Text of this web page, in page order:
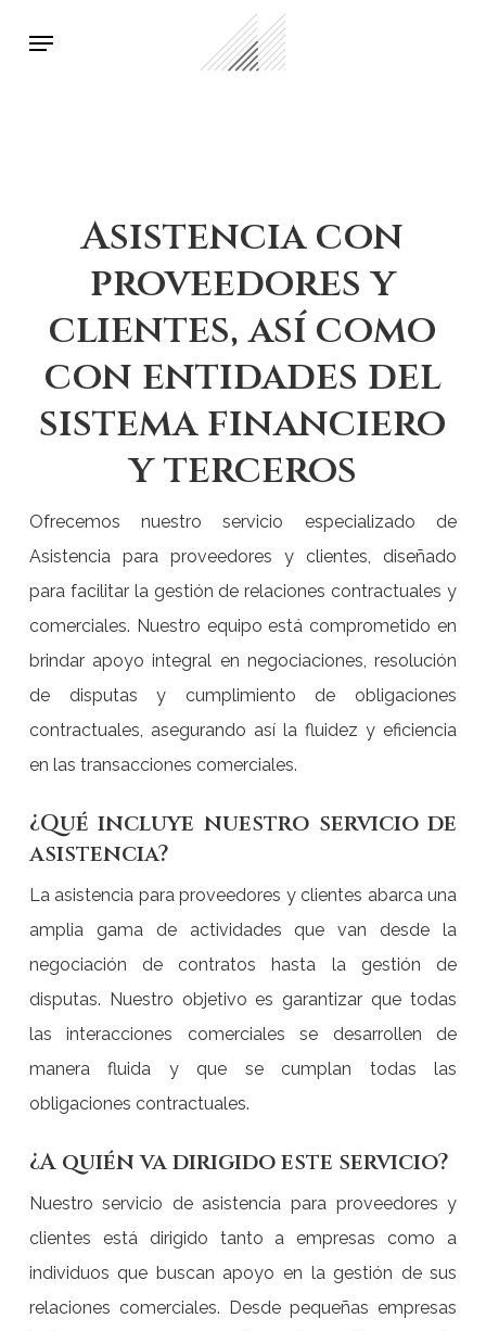
Menu
Asistencia con
proveedores y
clientes, así como
con entidades del
sistema financiero
y terceros
Ofrecemos nuestro servicio especializado de
Asistencia para proveedores y clientes, diseñado
para facilitar la gestión de relaciones contractuales y
comerciales. Nuestro equipo está comprometido en
brindar apoyo integral en negociaciones, resolución
de disputas y cumplimiento de obligaciones
contractuales, asegurando así la fluidez y eficiencia
en las transacciones comerciales.
¿Qué incluye nuestro servicio de
asistencia?
La asistencia para proveedores y clientes abarca una
amplia gama de actividades que van desde la
negociación de contratos hasta la gestión de
disputas. Nuestro objetivo es garantizar que todas
las interacciones comerciales se desarrollen de
manera fluida y que se cumplan todas las
obligaciones contractuales.
¿A quién va dirigido este servicio?
Nuestro servicio de asistencia para proveedores y
clientes está dirigido tanto a empresas como a
individuos que buscan apoyo en la gestión de sus
relaciones comerciales. Desde pequeñas empresas